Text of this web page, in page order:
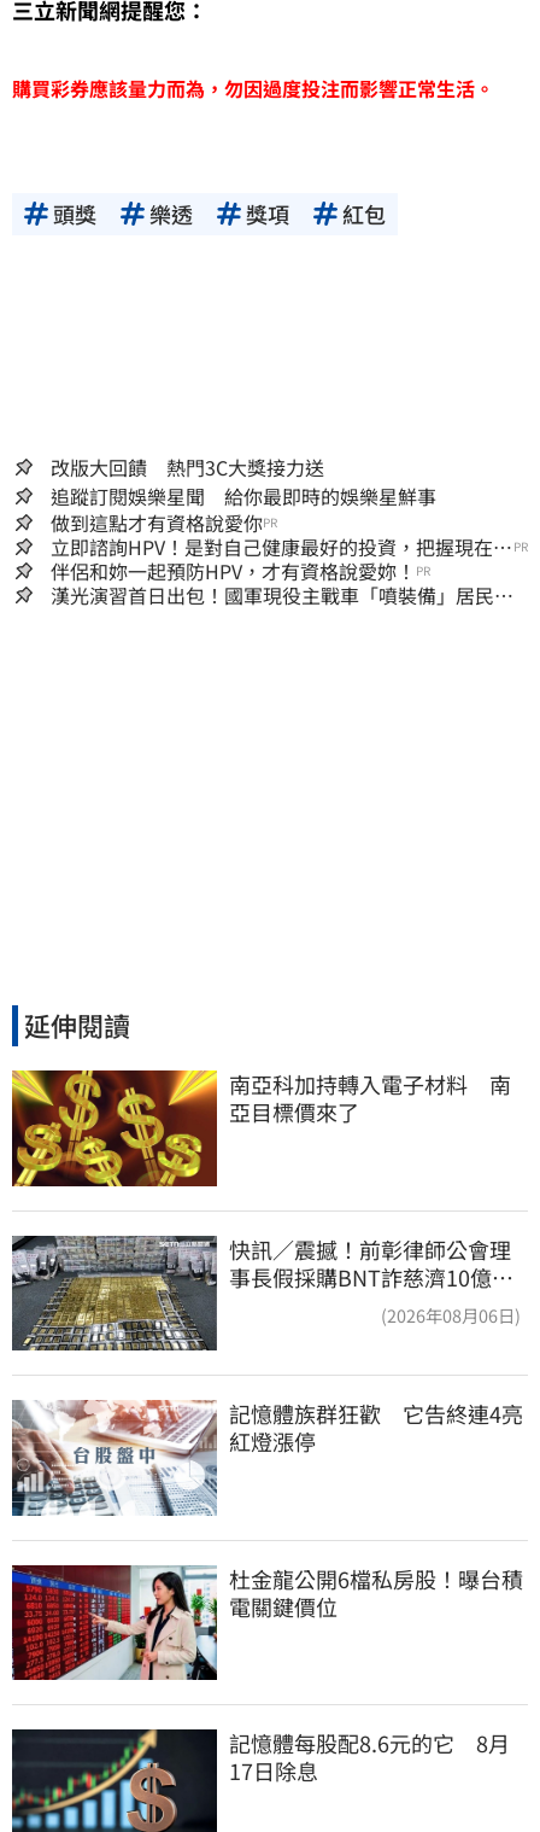
三立新聞網提醒您：
購買彩券應該量力而為，勿因過度投注而影響正常生活。
頭獎 樂透 獎項 紅包
改版大回饋 熱門3C大獎接力送
追蹤訂閱娛樂星聞 給你最即時的娛樂星鮮事
做到這點才有資格說愛你PR
立即諮詢HPV！是對自己健康最好的投資，把握現在不
嫌晚！
PR
伴侶和妳一起預防HPV，才有資格說愛妳！ PR
漢光演習首日出包！國軍現役主戰車「噴裝備」居民撿
延伸閱讀
南亞科加持轉入電子材料　南
亞目標價來了
快訊／震撼！前彰律師公會理
事長假採購BNT詐慈濟10億、
洗錢囤232kg黃金(2026年08月06日)
記憶體族群狂歡　它告終連4亮
紅燈漲停
杜金龍公開6檔私房股！曝台積
電關鍵價位
記憶體每股配8.6元的它　8月
17日除息